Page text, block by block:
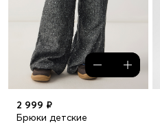
2 999 ₽
Брюки детские